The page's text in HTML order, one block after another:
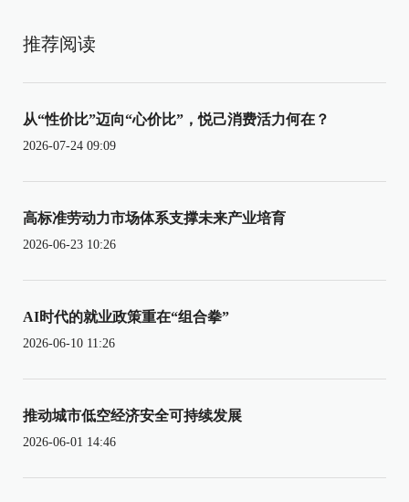
推荐阅读
从“性价比”迈向“心价比”，悦己消费活力何在？
2026-07-24 09:09
高标准劳动力市场体系支撑未来产业培育
2026-06-23 10:26
AI时代的就业政策重在“组合拳”
2026-06-10 11:26
推动城市低空经济安全可持续发展
2026-06-01 14:46